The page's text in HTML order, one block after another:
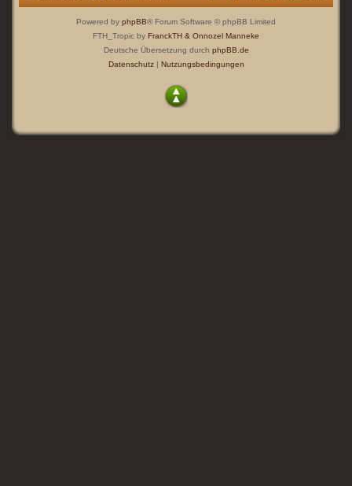
Powered by phpBB® Forum Software © phpBB Limited
FTH_Tropic by FranckTH & Onnozel Manneke
Deutsche Übersetzung durch phpBB.de
Datenschutz| Nutzungsbedingungen